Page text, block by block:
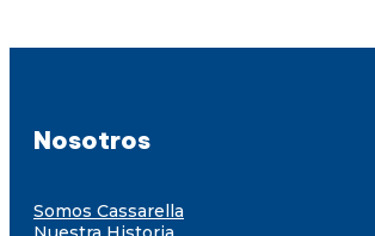
Nosotros
Somos Cassarella